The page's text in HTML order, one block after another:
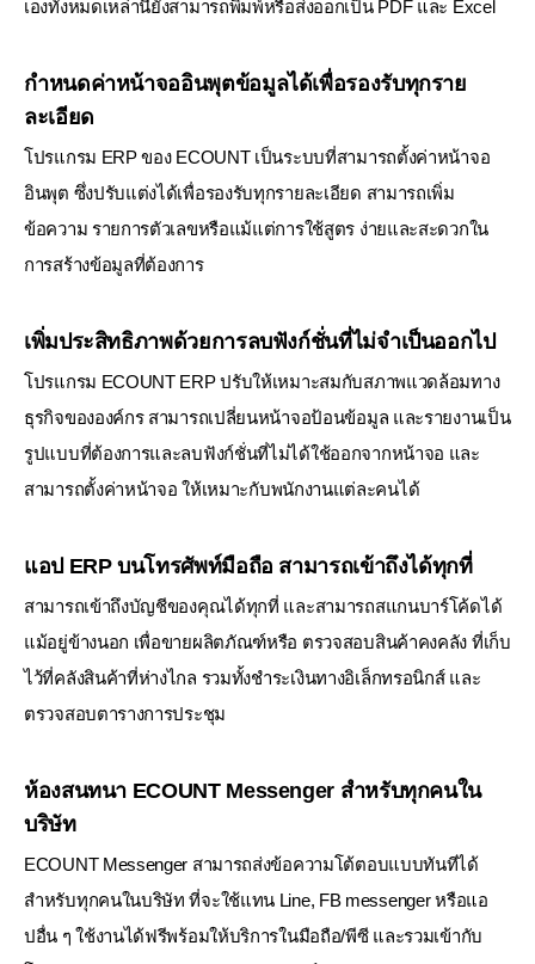
เองทั้งหมดเหล่านี้ยังสามารถพิมพ์หรือส่งออกเป็น PDF และ Excel
กำหนดค่าหน้าจออินพุตข้อมูลได้เพื่อรองรับทุกราย
ละเอียด
โปรแกรม ERP ของ ECOUNT เป็นระบบที่สามารถตั้งค่าหน้าจอ
อินพุต ซึ่งปรับแต่งได้เพื่อรองรับทุกรายละเอียด สามารถเพิ่ม
ข้อความ รายการตัวเลขหรือแม้แต่การใช้สูตร ง่ายและสะดวกใน
การสร้างข้อมูลที่ต้องการ
เพิ่มประสิทธิภาพด้วยการลบฟังก์ชั่นที่ไม่จำเป็นออกไป
โปรแกรม ECOUNT ERP ปรับให้เหมาะสมกับสภาพแวดล้อมทาง
ธุรกิจขององค์กร สามารถเปลี่ยนหน้าจอป้อนข้อมูล และรายงานเป็น
รูปแบบที่ต้องการและลบฟังก์ชั่นที่ไม่ได้ใช้ออกจากหน้าจอ และ
สามารถตั้งค่าหน้าจอ ให้เหมาะกับพนักงานแต่ละคนได้
แอป ERP บนโทรศัพท์มือถือ สามารถเข้าถึงได้ทุกที่
สามารถเข้าถึงบัญชีของคุณได้ทุกที่ และสามารถสแกนบาร์โค้ดได้
แม้อยู่ข้างนอก เพื่อขายผลิตภัณฑ์หรือ ตรวจสอบสินค้าคงคลัง ที่เก็บ
ไว้ที่คลังสินค้าที่ห่างไกล รวมทั้งชำระเงินทางอิเล็กทรอนิกส์ และ
ตรวจสอบตารางการประชุม
ห้องสนทนา ECOUNT Messenger สำหรับทุกคนใน
บริษัท
ECOUNT Messenger สามารถส่งข้อความโต้ตอบแบบทันทีได้
สำหรับทุกคนในบริษัท ที่จะใช้แทน Line, FB messengerหรือแอ
ปอื่น ๆ ใช้งานได้ฟรีพร้อมให้บริการในมือถือ/พีซี และรวมเข้ากับ